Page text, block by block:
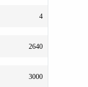
4
2640
3000